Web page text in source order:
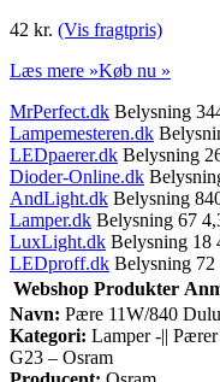
42 kr. (Vis fragtpris)
Læs mere »Køb nu »
MrPerfect.dk Belysning
Lampemesteren.dk
LEDpaerer.dk Belysning
Dioder-Online.dk
AndLight.dk Belysning
Lamper.dk Belysning 67
LuxLight.dk Belysning 18
LEDproff.dk Belysning 72
Webshop Produkter
Navn: Pære 11W/840
Kategori: Lamper -||
G23 – Osram